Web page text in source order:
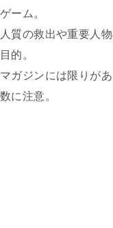
ゲーム。
人質の救出や重要人
目的。
マガジンには限りが
数に注意。